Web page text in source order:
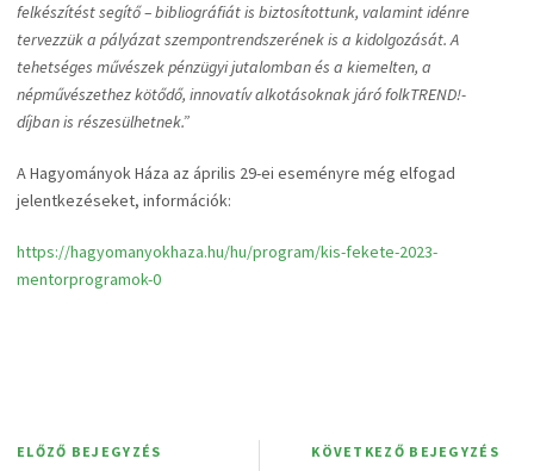
felkészítést segítő – bibliográfiát is biztosítottunk, valamint idénre
tervezzük a pályázat szempontrendszerének is a kidolgozását. A
tehetséges művészek pénzügyi jutalomban és a kiemelten, a
népművészethez kötődő, innovatív alkotásoknak járó folkTREND!-
díjban is részesülhetnek.”
A Hagyományok Háza az április 29-ei eseményre még elfogad
jelentkezéseket, információk:
https://hagyomanyokhaza.hu/hu/program/kis-fekete-2023-
mentorprogramok-0
ELŐZŐ BEJEGYZÉS KÖVETKEZŐ BEJEGYZÉS